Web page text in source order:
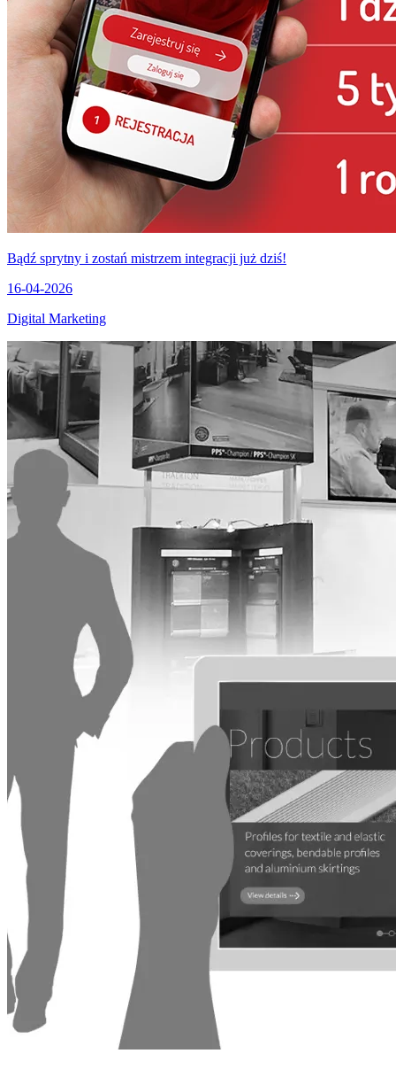
Bądź sprytny i zostań mistrzem integracji już dziś!
16-04-2026
Digital Marketing